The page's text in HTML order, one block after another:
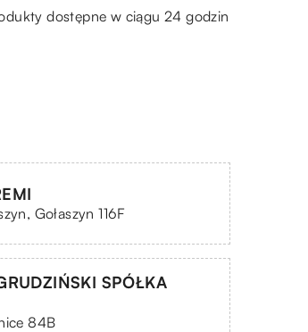
dostępne w ciągu 24 godzin
Gołaszyn 116F
SPÓŁKA
84B